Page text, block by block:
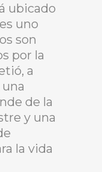
ubicado
uno
son
por la
a
de la
y una
la vida